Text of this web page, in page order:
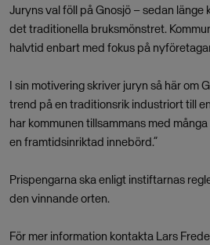
Juryns val föll på Gnosjö – sedan
det traditionella bruksmönstret.
halvtid enbart med fokus på
I sin motivering skriver juryn så här om
trend på en traditionsrik industriort till
har kommunen tillsammans med
en framtidsinriktad innebörd.”
Prispengarna ska enligt instiftarnas
den vinnande orten.
För mer information kontakta Lars